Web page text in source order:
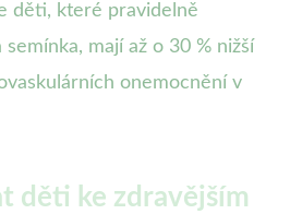
děti, které pravidelně
mají až o 30 % nižší
onemocnění v
děti ke zdravějším